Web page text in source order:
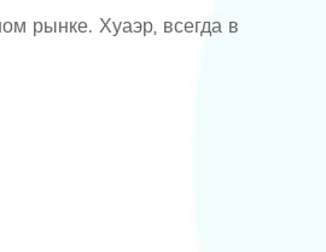
рынке. Хуаэр, всегда в